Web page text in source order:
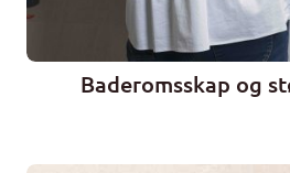
Baderomsskap og